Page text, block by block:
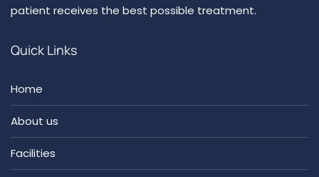
patient receives the best possible treatment.
Quick Links
Home
About us
Facilities